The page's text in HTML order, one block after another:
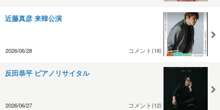
近藤真彦 来韓公演
2026/06/28 コメント(18)
反田恭平 ピアノリサイタル
2026/06/27 コメント(12)